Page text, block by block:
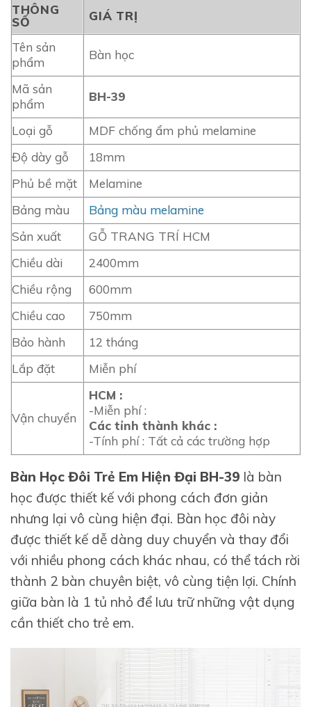
THÔNG
SỐ
GIÁ TRỊ
Tên sản
phẩm
Bàn học
Mã sản
phẩm
BH-39
Loại gỗ
MDF chống ẩm phủ melamine
Độ dày gỗ
18mm
Phủ bề mặt
Melamine
Bảng màu
Bảng màu melamine
Sản xuất
GỖ TRANG TRÍ HCM
Chiều dài
2400mm
Chiều rộng
600mm
Chiều cao
750mm
Bảo hành
12 tháng
Lắp đặt
Miễn phí
Vận chuyển
HCM :
-Miễn phí :
Các tỉnh thành khác :
-Tính phí : Tất cả các trường hợp
Bàn Học Đôi Trẻ Em Hiện Đại BH-39 là bàn
học được thiết kế với phong cách đơn giản
nhưng lại vô cùng hiện đại. Bàn học đôi này
được thiết kế dễ dàng duy chuyển và thay đổi
với nhiều phong cách khác nhau, có thể tách rời
thành 2 bàn chuyên biệt, vô cùng tiện lợi. Chính
giữa bàn là 1 tủ nhỏ để lưu trữ những vật dụng
cần thiết cho trẻ em.